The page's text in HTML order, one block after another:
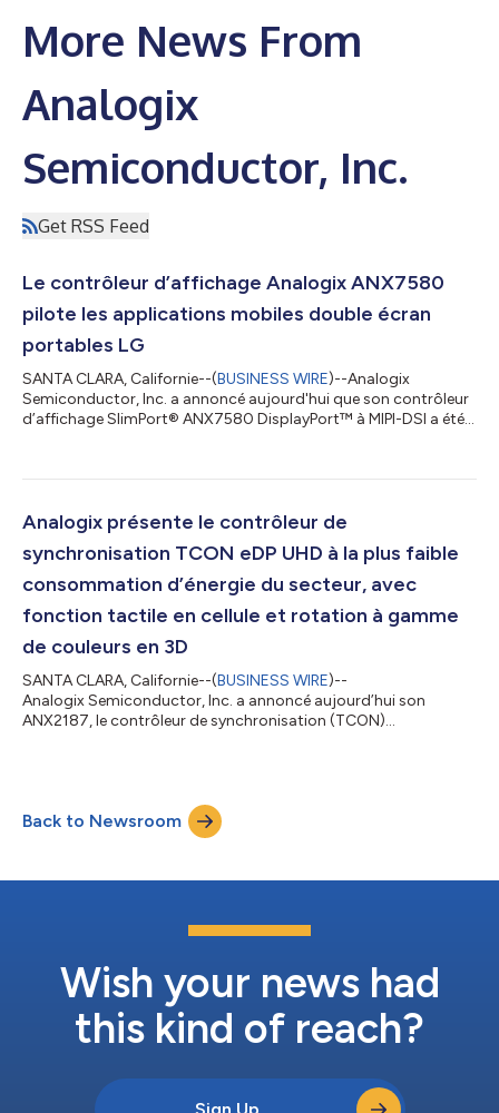
More News From
Analogix
Semiconductor, Inc.
Get RSS Feed
Le contrôleur d’affichage Analogix ANX7580
pilote les applications mobiles double écran
portables LG
SANTA CLARA, Californie--(BUSINESS WIRE)--Analogix
Semiconductor, Inc. a annoncé aujourd'hui que son contrôleur
d’affichage SlimPort® ANX7580 DisplayPort™ à MIPI-DSI a été
jeu PC portables. Avec une entrée DisplayPort 1.4 à 4 voies et 4
processeurs graphiques (GPU), à la fois intégrés et discrets, et
Analogix présente le contrôleur de
synchronisation TCON eDP UHD à la plus faible
consommation d’énergie du secteur, avec
fonction tactile en cellule et rotation à gamme
de couleurs en 3D
SANTA CLARA, Californie--(BUSINESS WIRE)--
Analogix Semiconductor, Inc. a annoncé aujourd’hui son
ANX2187, le contrôleur de synchronisation (TCON)
automatique de l’écran (PSR, panel self-refresh) et actualisation
sélective (PSR2), prise en charge DisplayHDR™ 1000 VESA,
fonction tactile par pression du doigt et stylet ac...
Back to Newsroom
Wish your news had
this kind of reach?